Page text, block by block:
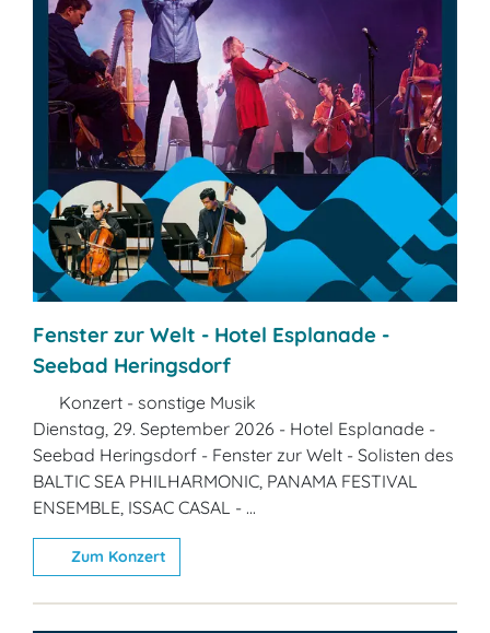
Fenster zur Welt - Hotel Esplanade -
Seebad Heringsdorf
Konzert - sonstige Musik
Dienstag, 29. September 2026 - Hotel Esplanade -
Seebad Heringsdorf - Fenster zur Welt - Solisten des
BALTIC SEA PHILHARMONIC, PANAMA FESTIVAL
ENSEMBLE, ISSAC CASAL - ...
Zum Konzert